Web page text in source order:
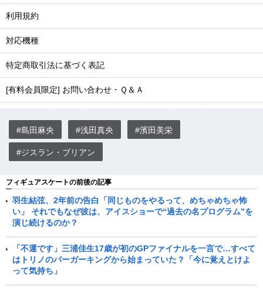
利用規約
対応機種
特定商取引法に基づく表記
[有料会員限定] お問い合わせ・Ｑ＆Ａ
#島田麻央 #浅田真央 #濱田美栄
#ジスラン・ブリアン
フィギュアスケートの前後の記事
羽生結弦、2年前の告白「同じものをやるって、めちゃめちゃ怖
い」 それでもなぜ彼は、アイスショーで“過去の名プログラム”を
演じ続けるのか？
「不運です」三浦佳生17歳が初のGPファイナルを一言で…すべて
はトリノのバーガーキングから始まっていた？「今に覚えとけよ
って気持ち」